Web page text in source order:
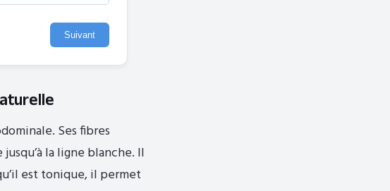
Suivant
Ses fibres
la ligne blanche. Il
est tonique, il permet